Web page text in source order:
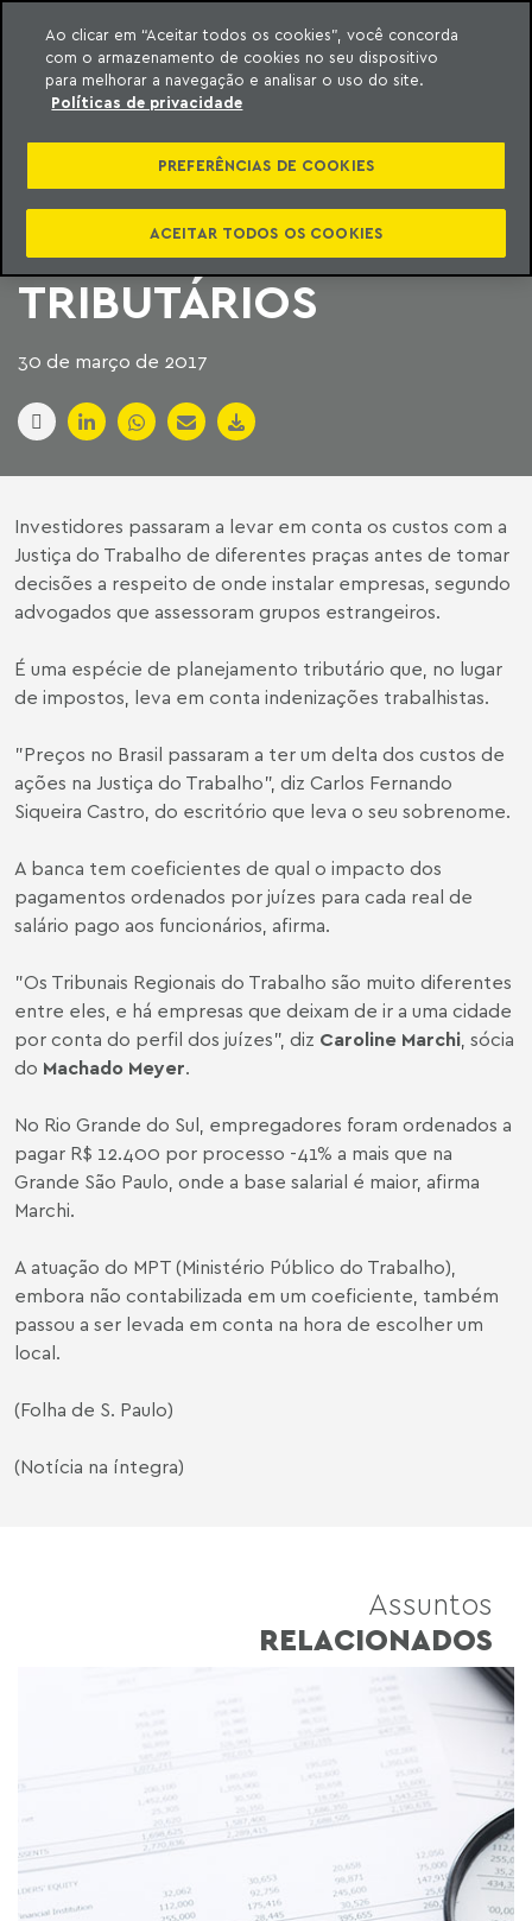
o conteúdo
Machado Meyer
CUSTO COM JUSTIÇA
DO TRABALHO VIRA
PARTE DE CÁLCULOS
TRIBUTÁRIOS
30 de março de 2017
Investidores passaram a levar em conta os custos com a
Justiça do Trabalho de diferentes praças antes de tomar
decisões a respeito de onde instalar empresas, segundo
advogados que assessoram grupos estrangeiros.
É uma espécie de planejamento tributário que, no lugar
de impostos, leva em conta indenizações trabalhistas.
"Preços no Brasil passaram a ter um delta dos custos de
ações na Justiça do Trabalho", diz Carlos Fernando
Siqueira Castro, do escritório que leva o seu sobrenome.
A banca tem coeficientes de qual o impacto dos
pagamentos ordenados por juízes para cada real de
salário pago aos funcionários, afirma.
"Os Tribunais Regionais do Trabalho são muito diferentes
entre eles, e há empresas que deixam de ir a uma cidade
por conta do perfil dos juízes", diz Caroline Marchi, sócia
do Machado Meyer.
No Rio Grande do Sul, empregadores foram ordenados a
pagar R$ 12.400 por processo -41% a mais que na
Grande São Paulo, onde a base salarial é maior, afirma
Marchi.
A atuação do MPT (Ministério Público do Trabalho),
embora não contabilizada em um coeficiente, também
passou a ser levada em conta na hora de escolher um
local.
(Folha de S. Paulo)
(Notícia na íntegra)
Assuntos
RELACIONADOS
Ao clicar em “Aceitar todos os cookies”, você concorda
com o armazenamento de cookies no seu dispositivo
para melhorar a navegação e analisar o uso do site.
Políticas de privacidade
PREFERÊNCIAS DE COOKIES
ACEITAR TODOS OS COOKIES